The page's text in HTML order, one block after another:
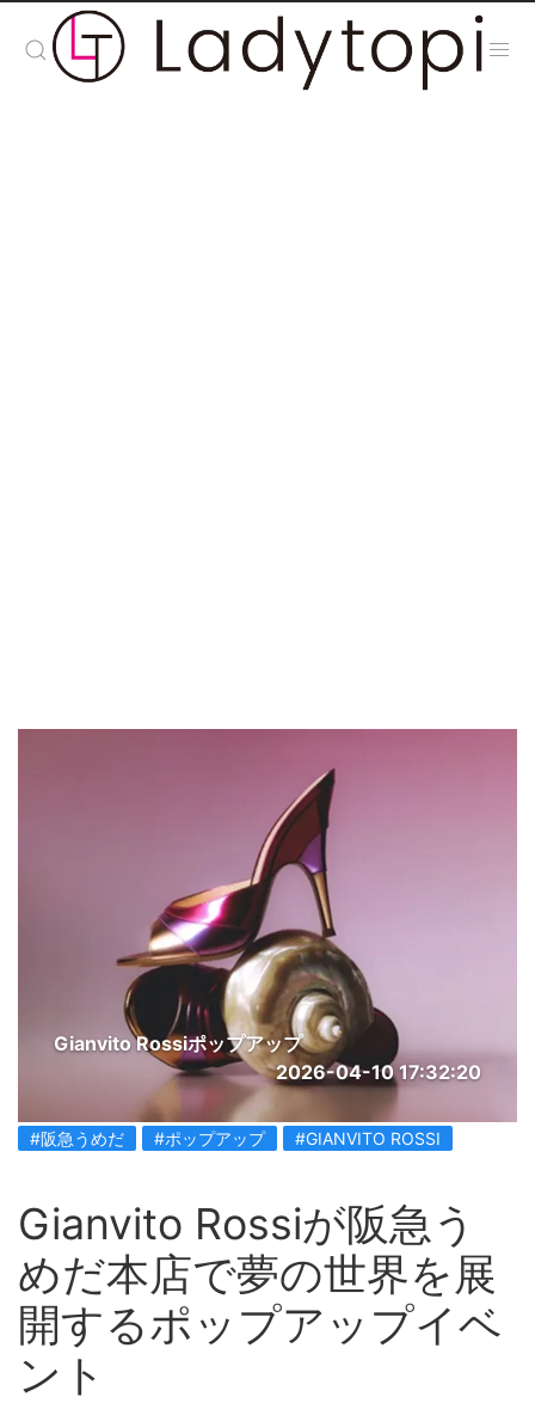
Gianvito Rossiポップアップ
2026-04-10 17:32:20
#阪急うめだ #ポップアップ #GIANVITO ROSSI
Gianvito Rossiが阪急う
めだ本店で夢の世界を展
開するポップアップイベ
ント